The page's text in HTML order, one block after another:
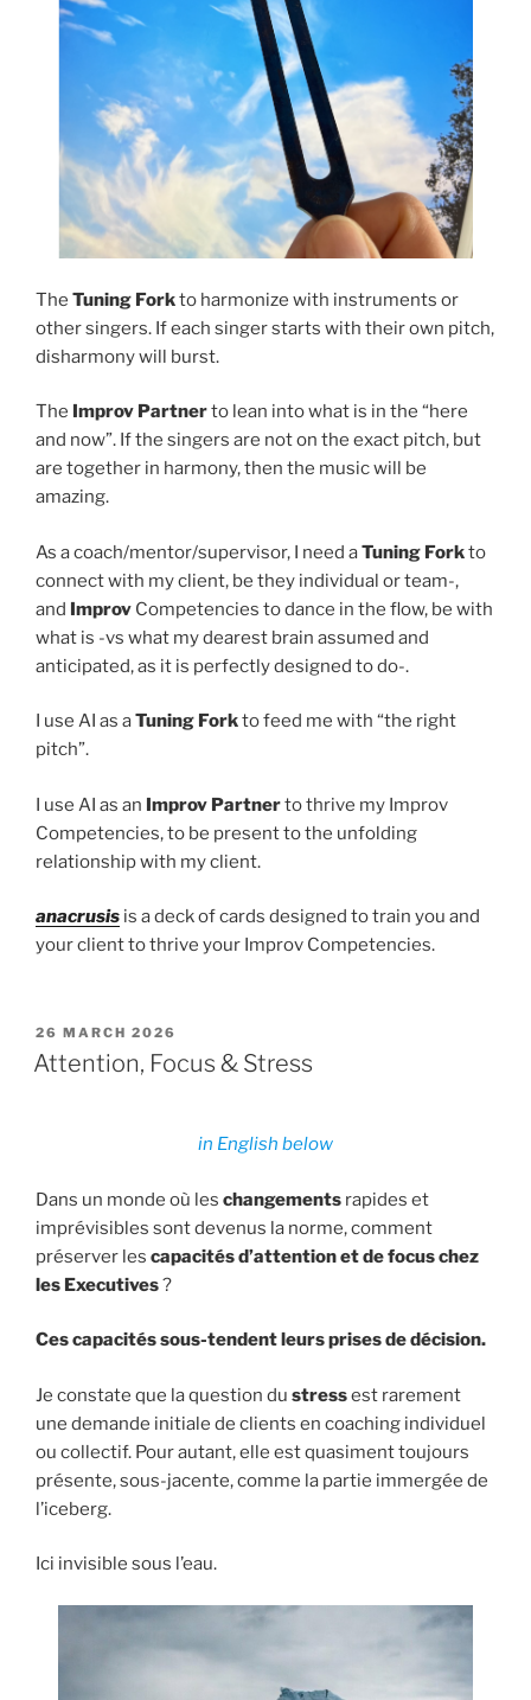
The Tuning Forkto harmonize with instruments or
other singers. If each singer starts with their own pitch,
disharmony will burst.
The Improv Partnerto lean into what is in the “here
and now”. If the singers are not on the exact pitch, but
are together in harmony, then the music will be
amazing.
As a coach/mentor/supervisor, I need aTuning Forkto
connect with my client, be they individual or team-,
and Improv Competencies to dance in the flow, be with
what is -vs what my dearest brain assumed and
anticipated, as it is perfectly designed to do-.
I use AI as aTuning Forkto feed me with “the right
pitch”.
I use AI as an Improv Partnerto thrive my Improv
Competencies, to be present to the unfolding
relationship with my client.
anacrusis is a deck of cards designed to train you and
your client to thrive your Improv Competencies.
POSTED
ON
26 MARCH 2026
Attention, Focus & Stress
in English below
Dans un monde où les changements rapides et
imprévisibles sont devenus la norme, comment
préserver les capacités d’attention et de focus chez
les Executives?
Ces capacités sous-tendent leurs prises de décision.
Je constate que la question du stressest rarement
une demande initiale de clients en coaching individuel
ou collectif. Pour autant, elle est quasiment toujours
présente, sous-jacente, comme la partie immergée de
l’iceberg.
Ici invisible sous l’eau.